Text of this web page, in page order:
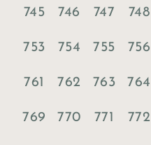
745 746 747 748
753 754 755 756
761 762 763 764
769 770 771 772